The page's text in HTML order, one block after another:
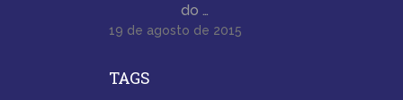
do …
19 de agosto de 2015
TAGS